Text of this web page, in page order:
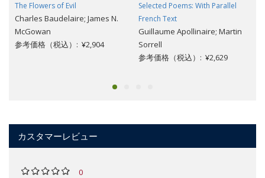
The Flowers of Evil
Charles Baudelaire; James N.
McGowan
参考価格（税込）: ¥2,904
Selected Poems: With Parallel
French Text
Guillaume Apollinaire; Martin
Sorrell
参考価格（税込）: ¥2,629
カスタマーレビュー
0